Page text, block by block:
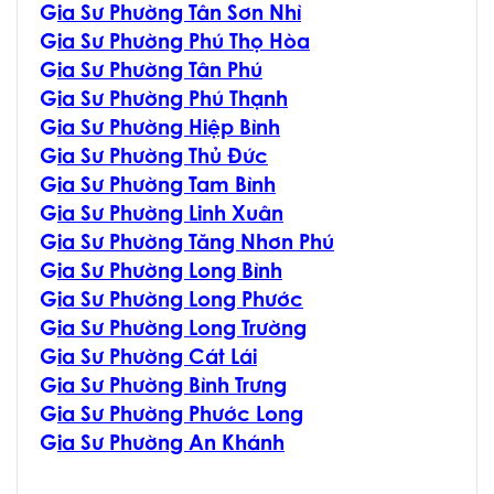
Gia Sư Phường Tân Sơn Nhì
Gia Sư Phường Phú Thọ Hòa
Gia Sư Phường Tân Phú
Gia Sư Phường Phú Thạnh
Gia Sư Phường Hiệp Bình
Gia Sư Phường Thủ Đức
Gia Sư Phường Tam Bình
Gia Sư Phường Linh Xuân
Gia Sư Phường Tăng Nhơn Phú
Gia Sư Phường Long Bình
Gia Sư Phường Long Phước
Gia Sư Phường Long Trường
Gia Sư Phường Cát Lái
Gia Sư Phường Bình Trưng
Gia Sư Phường Phước Long
Gia Sư Phường An Khánh